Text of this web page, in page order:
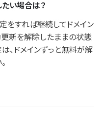
い場合は？
をすれば継続してドメイン
新を解除したままの状態
、ドメインずっと無料が解